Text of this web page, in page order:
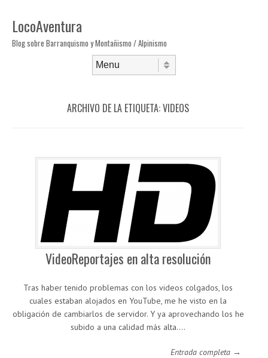
LocoAventura
Blog sobre Barranquismo y Montañismo / Alpinismo
ARCHIVO DE LA ETIQUETA:VIDEOS
VideoReportajes en alta resolución
Tras haber tenido problemas con los videos colgados, los
cuales estaban alojados en YouTube, me he visto en la
obligación de cambiarlos de servidor. Y ya aprovechando los he
subido a una calidad más alta.…
Entrada completa →